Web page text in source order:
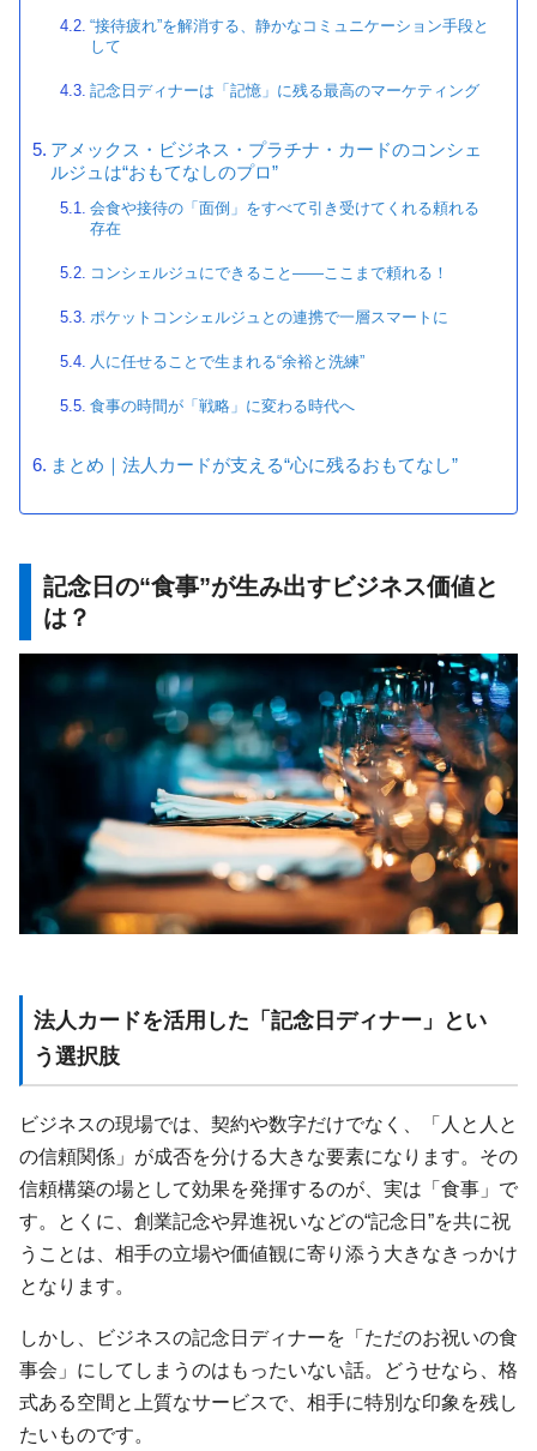
“接待疲れ”を解消する、静かなコミュニケーション手段と
して
記念日ディナーは「記憶」に残る最高のマーケティング
アメックス・ビジネス・プラチナ・カードのコンシェ
ルジュは“おもてなしのプロ”
会食や接待の「面倒」をすべて引き受けてくれる頼れる
存在
コンシェルジュにできること——ここまで頼れる！
ポケットコンシェルジュとの連携で一層スマートに
人に任せることで生まれる“余裕と洗練”
食事の時間が「戦略」に変わる時代へ
まとめ｜法人カードが支える“心に残るおもてなし”
記念日の“食事”が生み出すビジネス価値と
は？
法人カードを活用した「記念日ディナー」とい
う選択肢
ビジネスの現場では、契約や数字だけでなく、「人と人と
の信頼関係」が成否を分ける大きな要素になります。その
信頼構築の場として効果を発揮するのが、実は「食事」で
す。とくに、創業記念や昇進祝いなどの“記念日”を共に祝
うことは、相手の立場や価値観に寄り添う大きなきっかけ
となります。
しかし、ビジネスの記念日ディナーを「ただのお祝いの食
事会」にしてしまうのはもったいない話。どうせなら、格
式ある空間と上質なサービスで、相手に特別な印象を残し
たいものです。